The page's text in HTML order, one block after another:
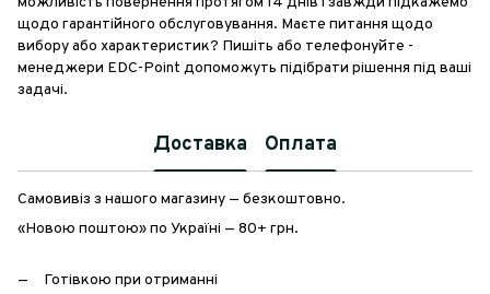
щодо гарантійного обслуговування. Маєте питання щодо
вибору або характеристик? Пишіть або телефонуйте -
менеджери EDC-Point допоможуть підібрати рішення під ваші
задачі.
Доставка Оплата
Самовивіз з нашого магазину — безкоштовно.
«Новою поштою» по Україні — 80+ грн.
Готівкою при отриманні